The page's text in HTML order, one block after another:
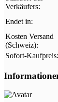
Verkäufers:
Endet in:
Kosten Versand
(Schweiz):
Sofort-Kaufpreis: